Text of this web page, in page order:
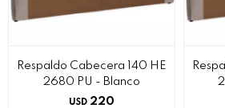
Respaldo Cabecera 140 HE
2680 PU - Blanco
USD 220